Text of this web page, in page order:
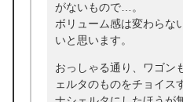
がないもので…。
ボリューム感は変わらな
いと思います。
おっしゃる通り、ワゴン
ェルタのものをチョイス